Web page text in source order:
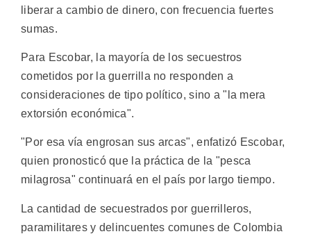
liberar a cambio de dinero, con frecuencia fuertes
sumas.
Para Escobar, la mayoría de los secuestros
cometidos por la guerrilla no responden a
consideraciones de tipo político, sino a "la mera
extorsión económica".
"Por esa vía engrosan sus arcas", enfatizó Escobar,
quien pronosticó que la práctica de la "pesca
milagrosa" continuará en el país por largo tiempo.
La cantidad de secuestrados por guerrilleros,
paramilitares y delincuentes comunes de Colombia